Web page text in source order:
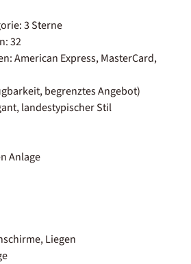
3 Sterne
32
American Express, MasterCard,
begrenztes Angebot)
landestypischer Stil
Anlage
Liegen